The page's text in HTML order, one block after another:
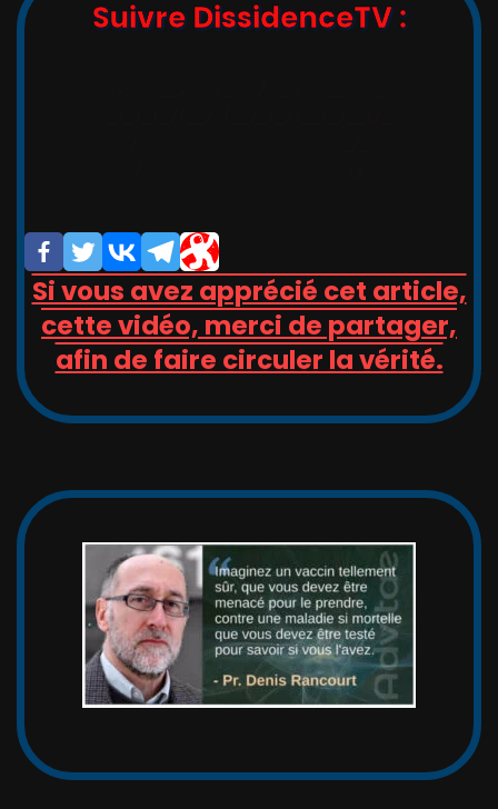
Suivre DissidenceTV :
Si vous avez apprécié cet article,
cette vidéo, merci de partager,
afin de faire circuler la vérité.